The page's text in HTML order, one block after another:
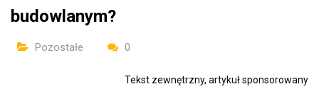
budowlanym?
Pozostałe 0
Tekst zewnętrzny, artykuł sponsorowany